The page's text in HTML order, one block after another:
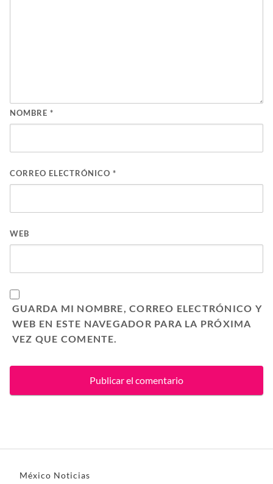
NOMBRE *
CORREO ELECTRÓNICO *
WEB
GUARDA MI NOMBRE, CORREO ELECTRÓNICO Y
WEB EN ESTE NAVEGADOR PARA LA PRÓXIMA
VEZ QUE COMENTE.
México Noticias